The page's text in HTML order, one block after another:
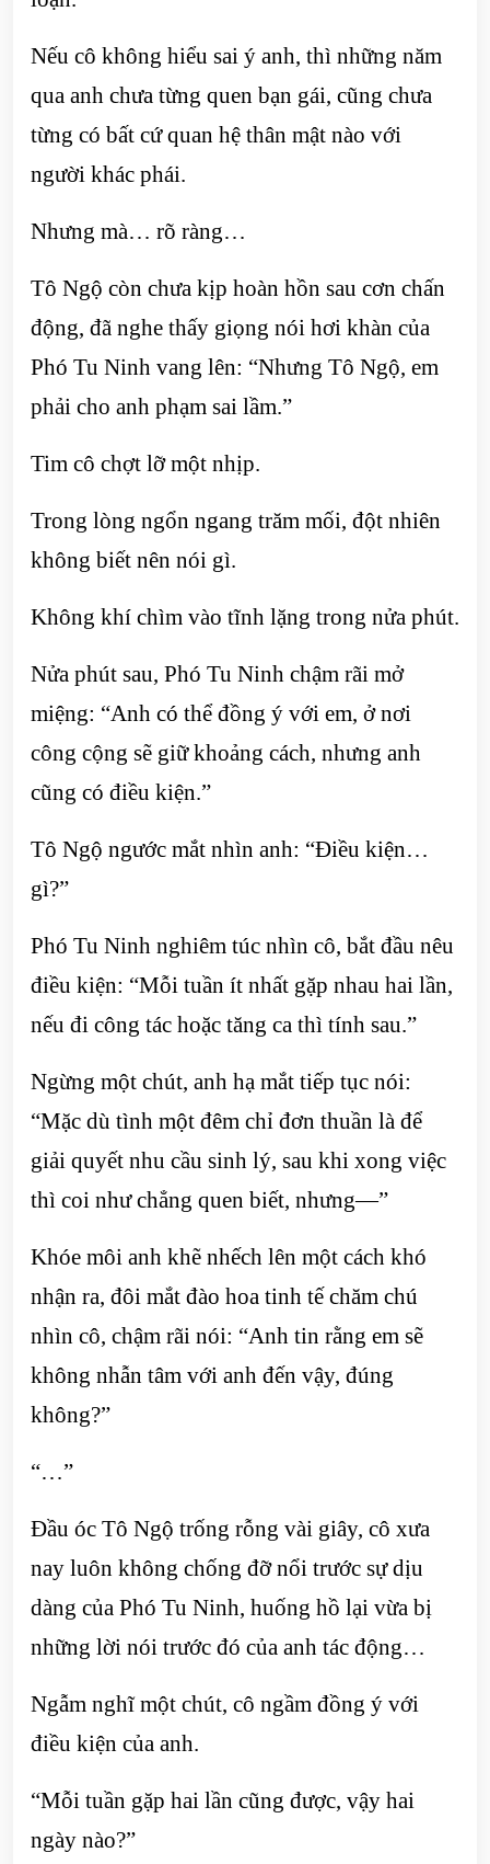
Nếu cô không hiểu sai ý anh, thì những năm
qua anh chưa từng quen bạn gái, cũng chưa
từng có bất cứ quan hệ thân mật nào với
người khác phái.
Nhưng mà… rõ ràng…
Tô Ngộ còn chưa kịp hoàn hồn sau cơn chấn
động, đã nghe thấy giọng nói hơi khàn của
Phó Tu Ninh vang lên: “Nhưng Tô Ngộ, em
phải cho anh phạm sai lầm.”
Tim cô chợt lỡ một nhịp.
Trong lòng ngổn ngang trăm mối, đột nhiên
không biết nên nói gì.
Không khí chìm vào tĩnh lặng trong nửa phút.
Nửa phút sau, Phó Tu Ninh chậm rãi mở
miệng: “Anh có thể đồng ý với em, ở nơi
công cộng sẽ giữ khoảng cách, nhưng anh
cũng có điều kiện.”
Tô Ngộ ngước mắt nhìn anh: “Điều kiện…
gì?”
Phó Tu Ninh nghiêm túc nhìn cô, bắt đầu nêu
điều kiện: “Mỗi tuần ít nhất gặp nhau hai lần,
nếu đi công tác hoặc tăng ca thì tính sau.”
Ngừng một chút, anh hạ mắt tiếp tục nói:
“Mặc dù tình một đêm chỉ đơn thuần là để
giải quyết nhu cầu sinh lý, sau khi xong việc
thì coi như chẳng quen biết, nhưng—”
Khóe môi anh khẽ nhếch lên một cách khó
nhận ra, đôi mắt đào hoa tinh tế chăm chú
nhìn cô, chậm rãi nói: “Anh tin rằng em sẽ
không nhẫn tâm với anh đến vậy, đúng
không?”
“…”
Đầu óc Tô Ngộ trống rỗng vài giây, cô xưa
nay luôn không chống đỡ nổi trước sự dịu
dàng của Phó Tu Ninh, huống hồ lại vừa bị
những lời nói trước đó của anh tác động…
Ngẫm nghĩ một chút, cô ngầm đồng ý với
điều kiện của anh.
“Mỗi tuần gặp hai lần cũng được, vậy hai
ngày nào?”